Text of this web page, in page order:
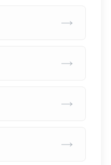
→
→
→
→